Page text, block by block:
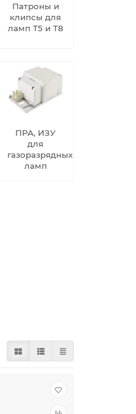
Патроны и
клипсы для
ламп Т5 и Т8
ПРА, ИЗУ
для
газоразрядных
ламп